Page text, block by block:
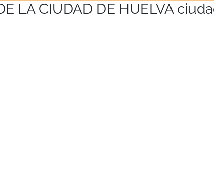
LA CIUDAD DE HUELVA